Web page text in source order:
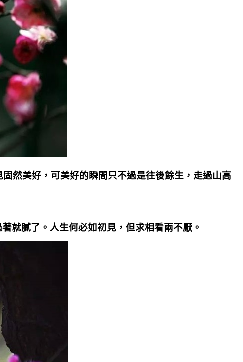
然美好，可美好的瞬間只不過是往後餘生，走過山高
就膩了。人生何必如初見，但求相看兩不厭。